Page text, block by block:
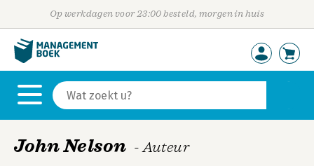
Op werkdagen voor 23:00 besteld, morgen in huis
John Nelson - Auteur